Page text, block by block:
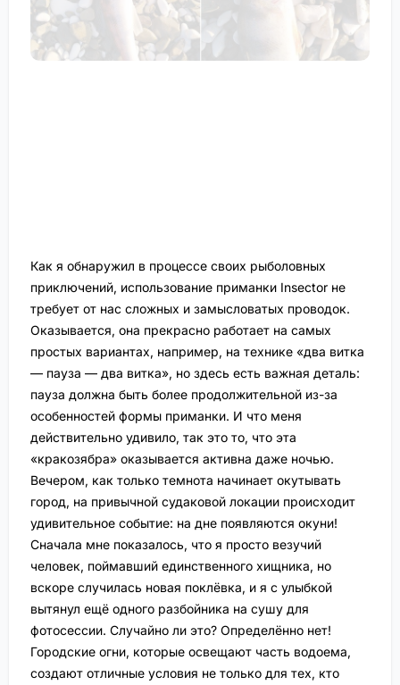
Как я обнаружил в процессе своих рыболовных
приключений, использование приманки Insector не
требует от нас сложных и замысловатых проводок.
Оказывается, она прекрасно работает на самых
простых вариантах, например, на технике «два витка
— пауза — два витка», но здесь есть важная деталь:
пауза должна быть более продолжительной из-за
особенностей формы приманки. И что меня
действительно удивило, так это то, что эта
«кракозябра» оказывается активна даже ночью.
Вечером, как только темнота начинает окутывать
город, на привычной судаковой локации происходит
удивительное событие: на дне появляются окуни!
Сначала мне показалось, что я просто везучий
человек, поймавший единственного хищника, но
вскоре случилась новая поклёвка, и я с улыбкой
вытянул ещё одного разбойника на сушу для
фотосессии. Случайно ли это? Определённо нет!
Городские огни, которые освещают часть водоема,
создают отличные условия не только для тех, кто